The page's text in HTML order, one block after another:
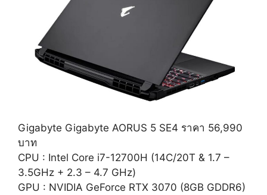
Gigabyte Gigabyte AORUS 5 SE4 ราคา 56,990
บาท
CPU : Intel Core i7-12700H (14C/20T & 1.7 –
3.5GHz + 2.3 – 4.7 GHz)
GPU : NVIDIA GeForce RTX 3070 (8GB GDDR6)